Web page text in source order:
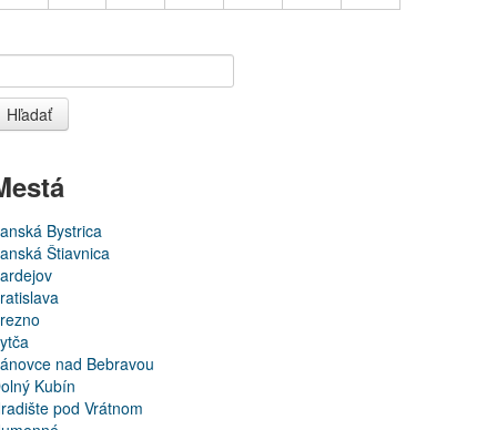
Hľadať
Bystrica
Štiavnica
nad Bebravou
Kubín
pod Vrátnom